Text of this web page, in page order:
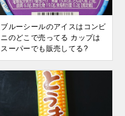
ブルーシールのアイスはコンビ
ニのどこで売ってる カップは
スーパーでも販売してる?